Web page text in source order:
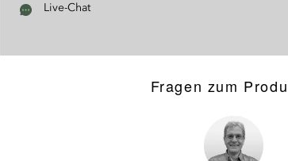
Live-Chat
Fragen zum